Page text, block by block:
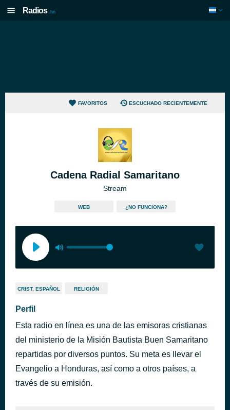
Radios .hn
FAVORITOS ESCUCHADO RECIENTEMENTE
Cadena Radial Samaritano
Stream
WEB ¿NO FUNCIONA?
CRIST. ESPAÑOL RELIGIÓN
Perfil
Esta radio en línea es una de las emisoras cristianas
del ministerio de la Misión Bautista Buen Samaritano
repartidas por diversos puntos. Su meta es llevar el
Evangelio a Honduras, así como a otros países, a
través de su emisión.